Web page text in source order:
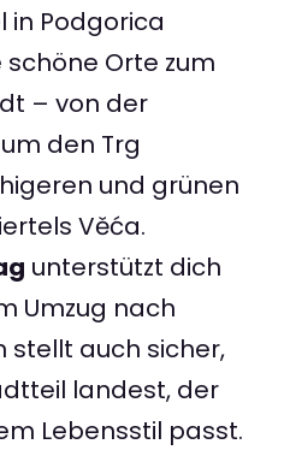
in Podgorica
schöne Orte zum
– von der
den Trg
und grünen
Věća.
unterstützt dich
Umzug nach
stellt auch sicher,
landest, der
Lebensstil passt.